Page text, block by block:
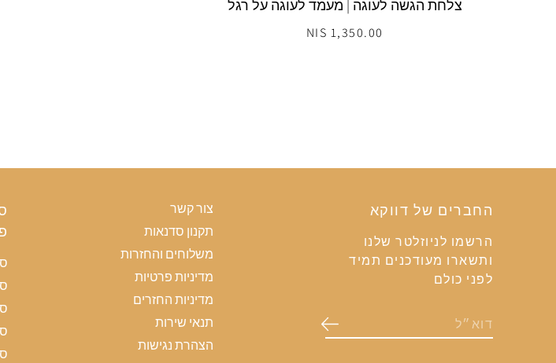
1,350.00 NIS
צלחת הגשה לעוגה | מעמד לעוגה על רגל
החברים של דווקא
הרשמו לניוזלטר שלנו
ותשארו מעודכנים תמיד
לפני כולם
צור קשר
תקנון סדנאות
משלוחים והחזרות
מדיניות פרטיות
מדיניות החזרים
תנאי שירות
הצהרת נגישות